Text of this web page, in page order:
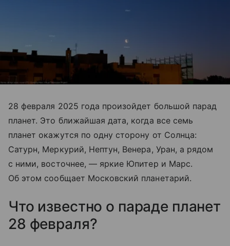
28 февраля 2025 года произойдет большой парад
планет. Это ближайшая дата, когда все семь
планет окажутся по одну сторону от Солнца:
Сатурн, Меркурий, Нептун, Венера, Уран, а рядом
с ними, восточнее, — яркие Юпитер и Марс.
Об этом сообщает Московский планетарий.
Что известно о параде планет
28 февраля?